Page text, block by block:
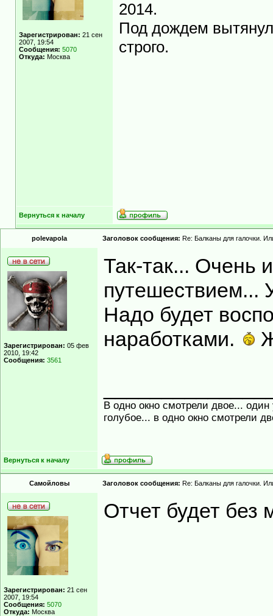
Зарегистрирован: 21 сен
2007, 19:54
Сообщения: 5070
Откуда: Москва
2014.
Под дождем
строго.
Вернуться к началу
polevapola Заголовок сообщения: Re: Балканы для галочки.
Зарегистрирован: 05 фев
2010, 19:42
Сообщения: 3561
Так-так... Очень
путешествием...
Надо будет
наработками.
В одно окно смотрели двое...
голубое... в одно окно смотрели
Вернуться к началу
Самойловы Заголовок сообщения: Re: Балканы для галочки.
Зарегистрирован: 21 сен
2007, 19:54
Сообщения: 5070
Откуда: Москва
Отчет будет без